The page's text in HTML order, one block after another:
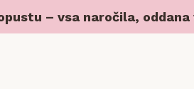
– vsa naročila,